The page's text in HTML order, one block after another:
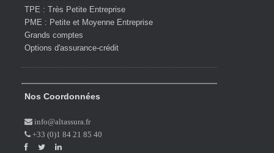
TPE : Très Petite Entreprise
PME : Petite et Moyenne Entreprise
Grands comptes
Options d'assurance-crédit
Nos Coordonnées
info@altassura.fr
+33 (0)1 84 21 85 40